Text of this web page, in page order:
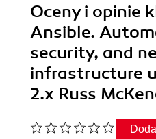
Oceny i opinie
Ansible.
security, and
infrastructure
2.x Russ